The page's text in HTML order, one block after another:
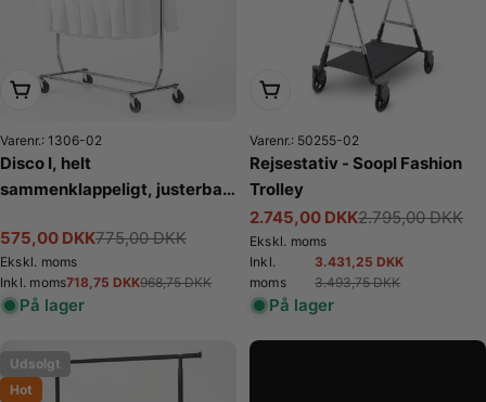
Læg i kurv
Varenr.: 1306-02
Disco I, helt
sammenklappeligt, justerbar,
cm
Tilbudspris
575,00 DKK
Normalpris 775,00 DKK
Ekskl. moms
Inkl. momsTilbudspris
718,75 DKK
Normalpris968,75 DKK
På lager
Læg i kurv
Varenr.: 50255-02
Rejsestativ - Soopl Fashion
Trolley
Tilbudspris
2.745,00 DKK
Normalpris 2.795,00 DKK
Ekskl. moms
Inkl.
moms
Tilbudspris
3.431,25 DKK
Normalpris
3.493,75 DKK
På lager
Udsolgt
Hot